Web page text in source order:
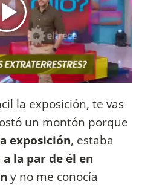
la exposición, te vas
un montón porque
exposición, estaba
la par de él en
y no me conocía